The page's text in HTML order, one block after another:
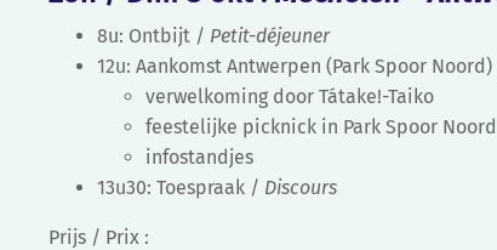
8u: Ontbijt / Petit-déjeuner
12u: Aankomst Antwerpen (Park Spoor
verwelkoming door Tátake!-Taiko
feestelijke picknick in Park Spoor Noord
infostandjes
13u30: Toespraak / Discours
Prijs / Prix :